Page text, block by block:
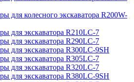
для колесного экскаватора R200W-
для экскаватора R210LC-7
для экскаватора R290LC-7
для экскаватора R300LC-9SH
для экскаватора R305LC-7
для экскаватора R320LC-7
для экскаватора R380LC-9SH